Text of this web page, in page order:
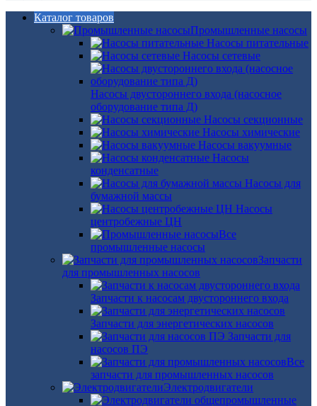
Каталог товаров
Промышленные насосы
Насосы питательные
Насосы сетевые
Насосы двустороннего входа (насосное
оборудование типа Д)
Насосы секционные
Насосы химические
Насосы вакуумные
Насосы
конденсатные
Насосы для
бумажной массы
Насосы
центробежные ЦН
Все
промышленные насосы
Запчасти
для промышленных насосов
Запчасти к насосам двустороннего входа
Запчасти для энергетических насосов
Запчасти для
насосов ПЭ
Все
запчасти для промышленных насосов
Электродвигатели